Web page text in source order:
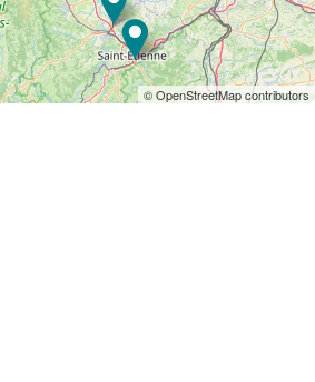
© OpenStreetMap contributors